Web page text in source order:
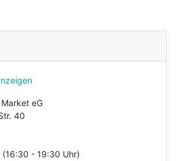
eG
40
- 19:30 Uhr)